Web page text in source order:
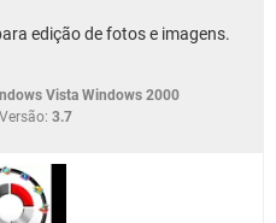
edição de fotos e imagens.
Vista Windows 2000
Versão: 3.7